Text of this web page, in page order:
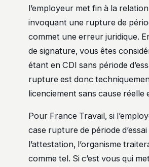
l’employeur met fin à la
invoquant une rupture de
commet une erreur juridique.
de signature, vous êtes
étant en CDI sans période
rupture est donc
licenciement sans cause réelle
Pour France Travail, si
case rupture de période
l’attestation, l’organisme
comme tel. Si c’est vous qui